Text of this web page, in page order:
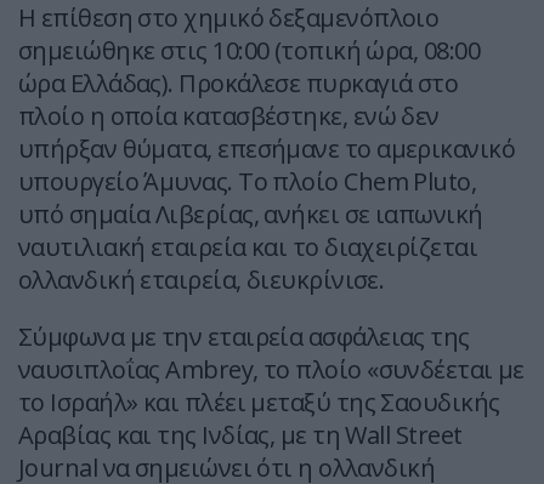
Η επίθεση στο χημικό δεξαμενόπλοιο
σημειώθηκε στις 10:00 (τοπική ώρα, 08:00
ώρα Ελλάδας). Προκάλεσε πυρκαγιά στο
πλοίο η οποία κατασβέστηκε, ενώ δεν
υπήρξαν θύματα, επεσήμανε το αμερικανικό
υπουργείο Άμυνας. Το πλοίο Chem Pluto,
υπό σημαία Λιβερίας, ανήκει σε ιαπωνική
ναυτιλιακή εταιρεία και το διαχειρίζεται
ολλανδική εταιρεία, διευκρίνισε.
Σύμφωνα με την εταιρεία ασφάλειας της
ναυσιπλοΐας Ambrey, το πλοίο «συνδέεται με
το Ισραήλ» και πλέει μεταξύ της Σαουδικής
Αραβίας και της Ινδίας, με τη Wall Street
Journal να σημειώνει ότι η ολλανδική